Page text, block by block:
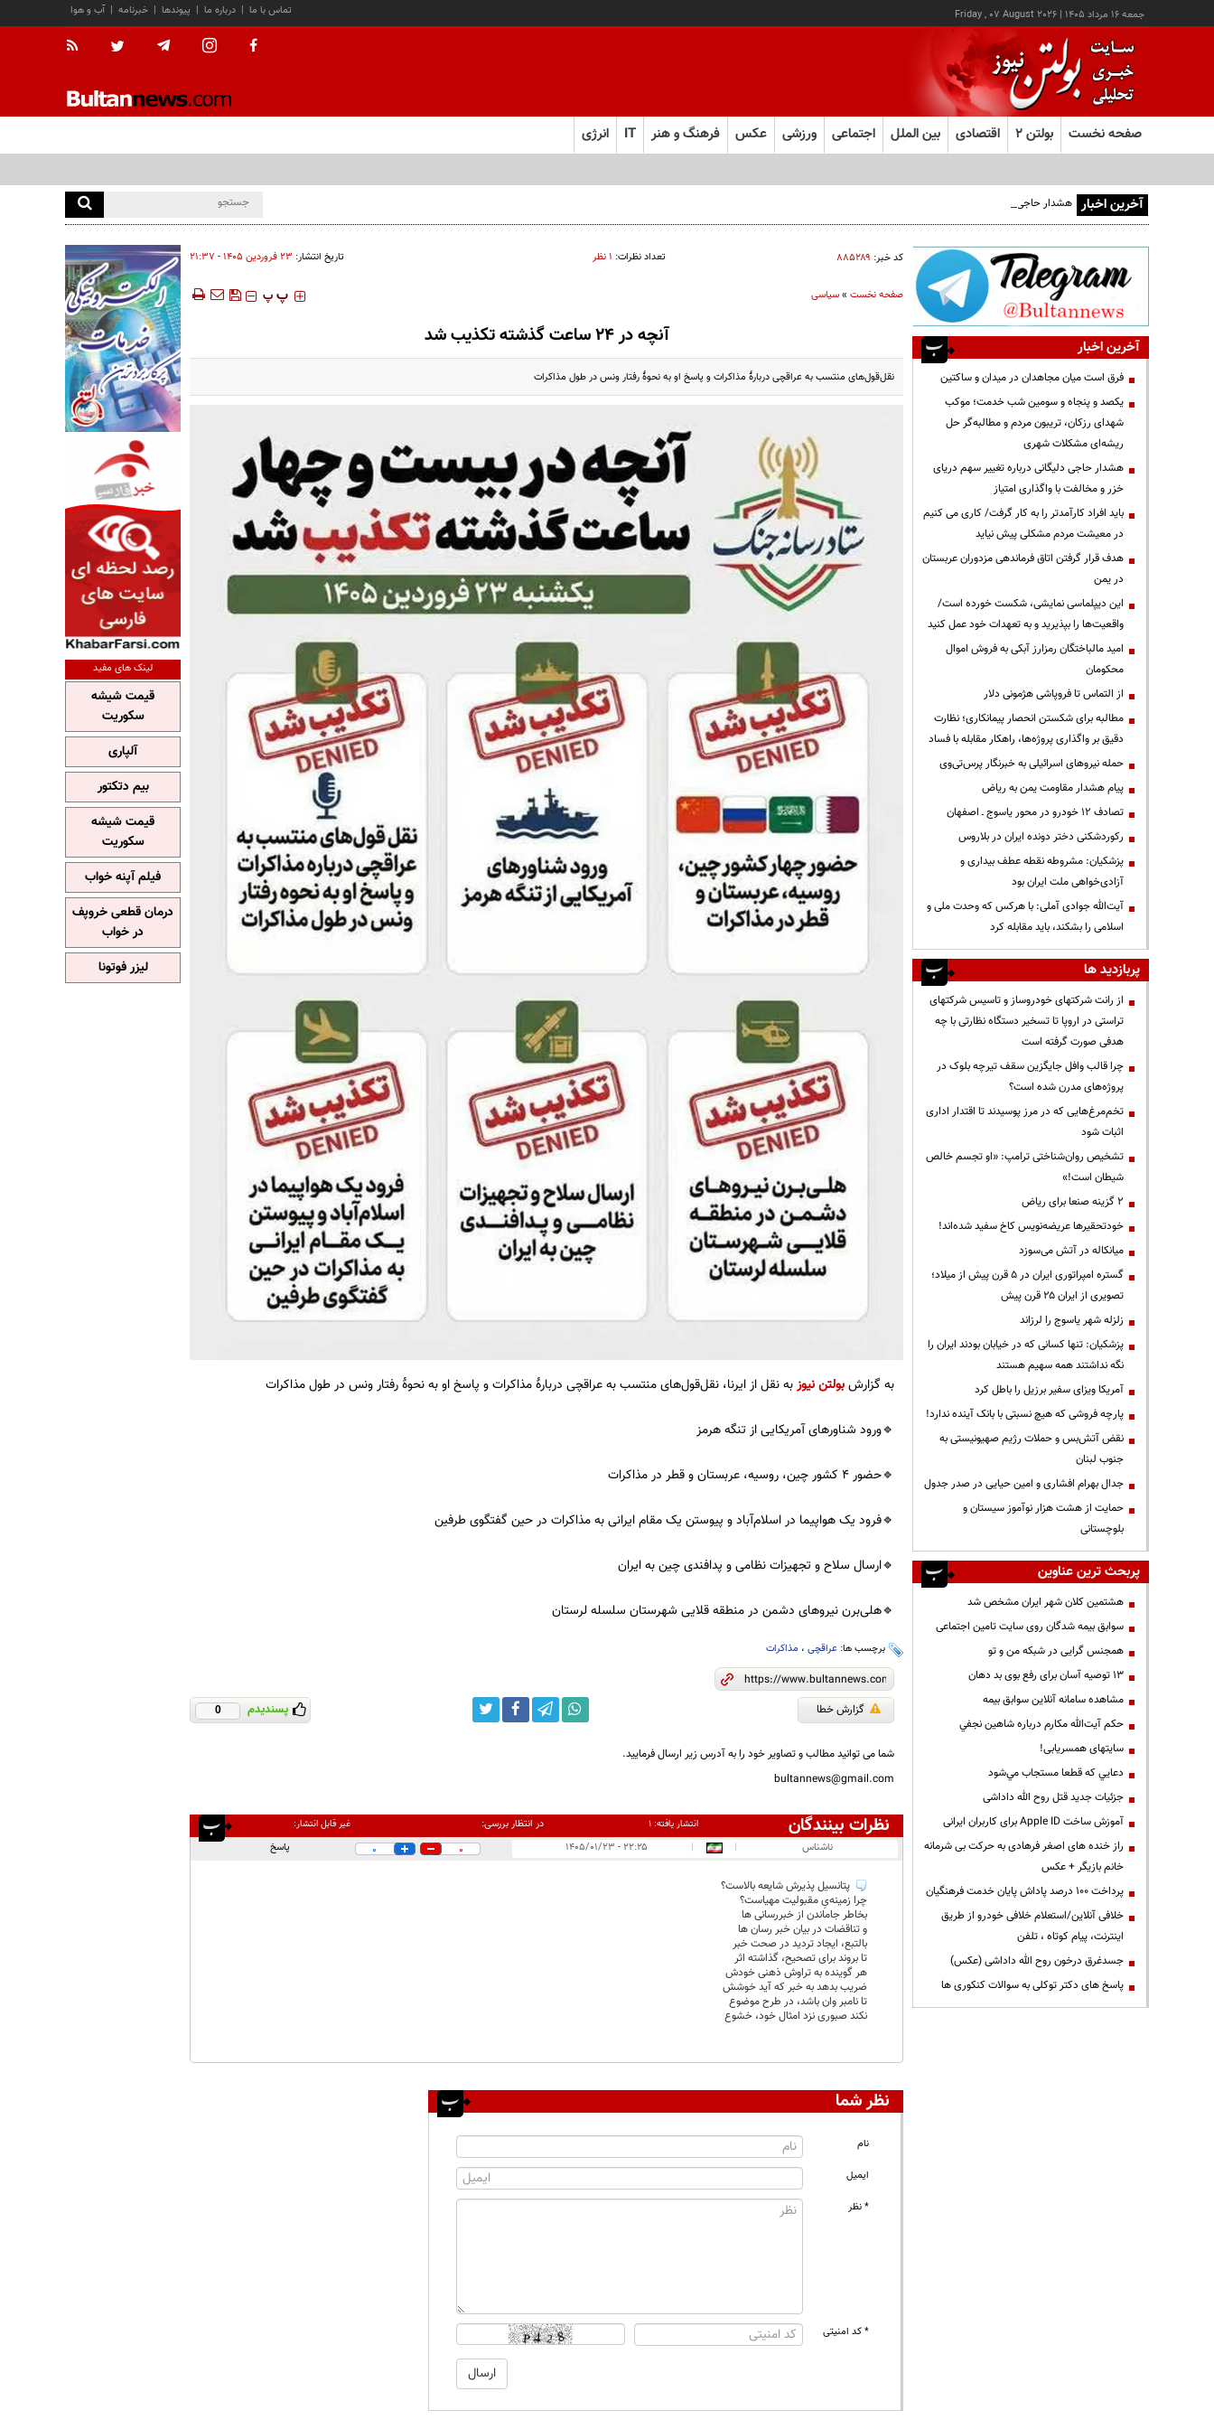
جمعه ۱۶ مرداد ۱۴۰۵ |
Friday , 07 August 2026 آب و هوا | خبرنامه | پیوندها | درباره ما | تماس با ما
صفحه نخست بولتن ۲ اقتصادی بین الملل اجتماعی ورزشی عکس فرهنگ و هنر IT انرژی
آخرین اخبار هشدار حاجی دلیگانی درباره تغییر سهم دریای خزر و مخالفت با واگذاری امتیاز
کد خبر: ۸۸۵۲۸۹ تعداد نظرات: ۱ نظر تاریخ انتشار: ۲۳ فروردين ۱۴۰۵ - ۲۱:۳۷
صفحه نخست»سیاسی ‍‍‍ پ پ
آنچه در ۲۴ ساعت گذشته تکذیب شد
نقل‌قول‌های منتسب به عراقچی دربارهٔ مذاکرات و پاسخ او به نحوهٔ رفتار ونس در طول مذاکرات
به گزارشبولتن نیوزبه نقل از ایرنا، نقل‌قول‌های منتسب به عراقچی دربارهٔ مذاکرات و پاسخ او به نحوهٔ رفتار ونس در طول مذاکرات
🔹ورود شناورهای آمریکایی از تنگه هرمز
🔹حضور ۴ کشور چین، روسیه، عربستان و قطر در مذاکرات
🔹فرود یک هواپیما در اسلام‌آباد و پیوستن یک مقام ایرانی به مذاکرات در حین گفتگوی طرفین
🔹ارسال سلاح و تجهیزات نظامی و پدافندی چین به ایران
🔹هلی‌برن نیروهای دشمن در منطقه قلایی شهرستان سلسله لرستان
برچسب ها: عراقچی، مذاکرات
گزارش خطا پسندیدم 0
شما می توانید مطالب و تصاویر خود را به آدرس زیر ارسال فرمایید.
bultannews@gmail.com
نظرات بینندگان انتشار یافته:۱ در انتظار بررسی: غیر قابل انتشار:
ناشناس |
| ۲۲:۲۵ - ۱۴۰۵/۰۱/۲۳ 0
0 پاسخ
پتانسیل پذیرش شایعه بالاست؟
چرا زمینه‌یِ مقبولیت مهیاست؟
بخاطر جاماندن از خبررسانی ها
و تناقضات در بیان خبر رسان ها
بالتبع، ایجاد تردید در صحت خبر
تا بروند برای تصحیح، گذاشته اثر
هر گوینده به تراوش ذهنی خودش
ضریب بدهد به خبر که آید خوشش
تا نامبر وان باشد، در طرح موضوع
نکند صبوری نزد امثال خود، خشوع
نظر شما
نام
ایمیل
* نظر
* کد امنیتی
آخرین اخبار
فرق است میان مجاهدان در میدان و ساکتین
یکصد و پنجاه و سومین شب خدمت؛ موکب
شهدای رزکان، تریبون مردم و مطالبه‌گر حل
ریشه‌ای مشکلات شهری
هشدار حاجی دلیگانی درباره تغییر سهم دریای
خزر و مخالفت با واگذاری امتیاز
باید افراد کارآمدتر را به کار گرفت/ کاری می کنیم
در معیشت مردم مشکلی پیش نیاید
هدف قرار گرفتن اتاق‌ فرماندهی مزدوران عربستان
در یمن
این دیپلماسی نمایشی، شکست خورده است/
واقعیت‌ها را بپذیرید و به تعهدات خود عمل کنید
امید مالباختگان رمزارز آبکی به فروش اموال
محکومان
از التماس تا فروپاشی هژمونی دلار
مطالبه برای شکستن انحصار پیمانکاری؛ نظارت
دقیق بر واگذاری پروژه‌ها، راهکار مقابله با فساد
حمله نیروهای اسرائیلی به خبرنگار پرس‌تی‌وی
پیام هشدار مقاومت یمن به ریاض
تصادف ۱۲ خودرو در محور یاسوج ـ اصفهان
رکوردشکنی دختر دونده ایران در بلاروس
پزشکیان: مشروطه نقطه عطف بیداری و
آزادی‌خواهی ملت ایران بود
آیت‌الله جوادی آملی: با هرکس که وحدت ملی و
اسلامی را بشکند، باید مقابله کرد
پربازدید ها
از رانت‌ شرکتهای خودروساز و تاسیس شرکتهای
تراستی در اروپا تا تسخیر دستگاه نظارتی با چه
هدفی صورت گرفته است
چرا قالب وافل جایگزین سقف تیرچه بلوک در
پروژه‌های مدرن شده است؟
تخم‌مرغ‌هایی که در مرز پوسیدند تا اقتدار اداری
اثبات شود
تشخیص روان‌شناختی ترامپ: «او تجسم خالص
شیطان است!»
۲ گزینه صنعا برای ریاض
خودتحقیرها عریضه‌نویس کاخ سفید شده‌اند!
میانکاله در آتش می‌سوزد
گستره امپراتوری ایران در ۵ قرن پیش از میلاد؛
تصویری از ایران ۲۵ قرن پیش
زلزله شهر یاسوج را لرزاند
پزشکیان: تنها کسانی که در خیابان بودند ایران را
نگه نداشتند همه سهیم هستند
آمریکا ویزای سفیر برزیل را باطل کرد
پارچه فروشی که هیچ نسبتی با بانک آینده ندارد!
نقض آتش‌بس و حملات رژیم صهیونیستی به
جنوب لبنان
جدال بهرام افشاری و امین حیایی در صدر جدول
حمایت از هشت هزار نوآموز سیستان و
بلوچستانی
پربحث ترین عناوین
هشتمین کلان شهر ایران مشخص شد
سوابق بیمه شدگان روی سایت تامین اجتماعی
همجنس گرایی در شبکه من و تو
13 توصیه آسان برای رفع بوی بد دهان
مشاهده سامانه آنلاين سوابق بیمه
حكم آيت‌الله مكارم درباره شاهين نجفي
سایتهای همسریابی!
دعايي كه قطعا مستجاب مي‌شود
جزئیات جدید قتل روح الله داداشی
آموزش ساخت Apple ID برای کاربران ایرانی
راز خنده های اصغر فرهادی به حرکت بی شرمانه
خانم بازیگر + عکس
پرداخت ۱۰۰ درصد پاداش پایان خدمت فرهنگیان
خلافی آنلاین/استعلام خلافی خودرو از طریق
اینترنت، پیام کوتاه ، تلفن
جسدغرق درخون روح الله داداشی (عکس)
پاسخ های دکتر توکلی به سوالات کنکوری ها
لینک های مفید
قیمت شیشه
سکوریت
آلپاری
بیم دتکتور
قیمت شیشه
سکوریت
فیلم آپنه خواب
درمان قطعی خروپف
در خواب
لیزر فوتونا